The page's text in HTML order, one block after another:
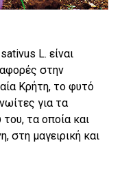
L. είναι
στην
Κρήτη, το φυτό
για τα
τα οποία και
στη μαγειρική και